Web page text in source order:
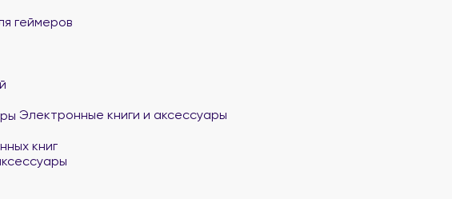
геймеров
Электронные книги и аксессуары
книг